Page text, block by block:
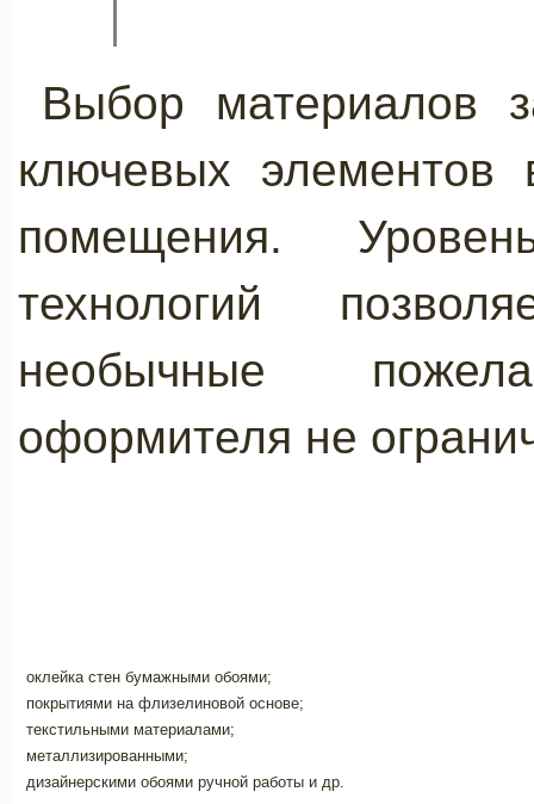
Выбор материалов
ключевых элементов
помещения.
технологий
необычные
оформителя не
оклейка стен бумажными обоями;
покрытиями на флизелиновой основе;
текстильными материалами;
металлизированными;
дизайнерскими обоями ручной работы и др.